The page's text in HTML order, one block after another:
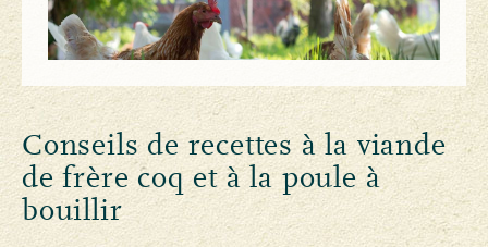
Notre engagement
Conseils de recettes à la viande
de frère coq et à la poule à
bouillir